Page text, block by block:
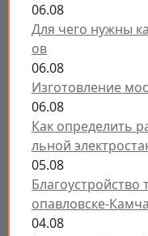
06.08
Для чего нужны
ов
06.08
Изготовление
06.08
Как определить
льной
05.08
опавловске-
04.08